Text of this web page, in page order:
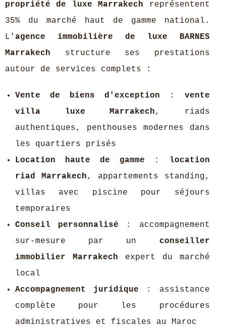
propriété de luxe Marrakech représentent
35% du marché haut de gamme national.
L' agence immobilière de luxe BARNES
Marrakech structure ses prestations
autour de services complets :
Vente de biens d'exception : vente
villa luxe Marrakech, riads
authentiques, penthouses modernes dans
les quartiers prisés
Location haute de gamme : location
riad Marrakech, appartements standing,
villas avec piscine pour séjours
temporaires
Conseil personnalisé : accompagnement
sur-mesure par un conseiller
immobilier Marrakech expert du marché
local
Accompagnement juridique : assistance
complète pour les procédures
administratives et fiscales au Maroc